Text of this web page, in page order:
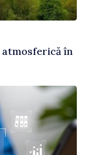
în